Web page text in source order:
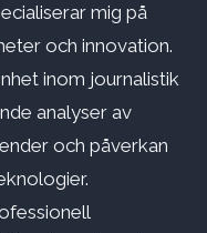
mig på
och innovation.
inom journalistik
analyser av
och påverkan